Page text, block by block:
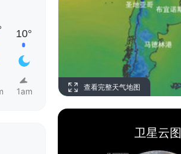
1am 查看完整天气地图
卫星云图